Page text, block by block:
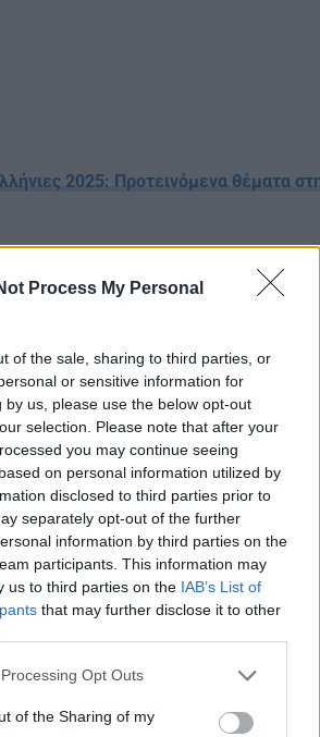
Process My Personal
of the sale, sharing to third parties, or
or sensitive information for
by us, please use the below opt-out
selection. Please note that after your
you may continue seeing
on personal information utilized by
disclosed to third parties prior to
separately opt-out of the further
information by third parties on the
participants. This information may
us to third parties on the IAB’s List of
that may further disclose it to other
website/app uses one or more Google
or usage behaviour. You may click to
Opt Outs
of the Sharing of my
2025: Προτεινόμενα θέματα